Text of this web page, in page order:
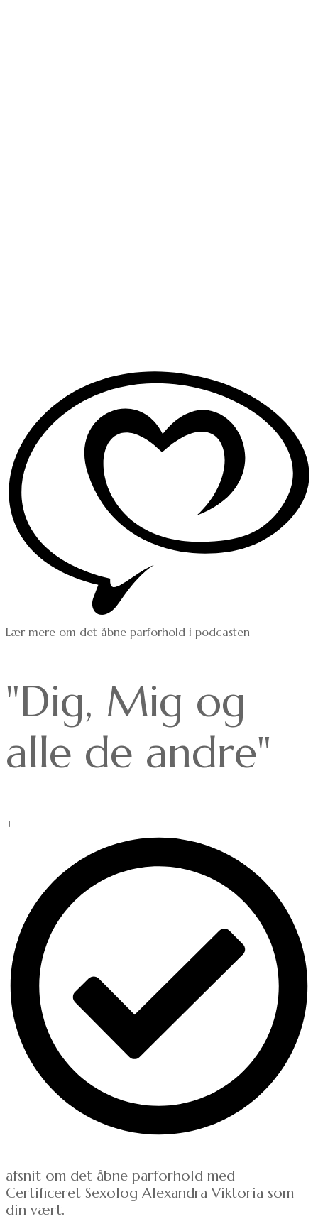
Lær mere om det åbne parforhold i podcasten
"Dig, Mig og
alle de andre"
+
afsnit om det åbne parforhold med
Certificeret Sexolog Alexandra Viktoria som
din vært.